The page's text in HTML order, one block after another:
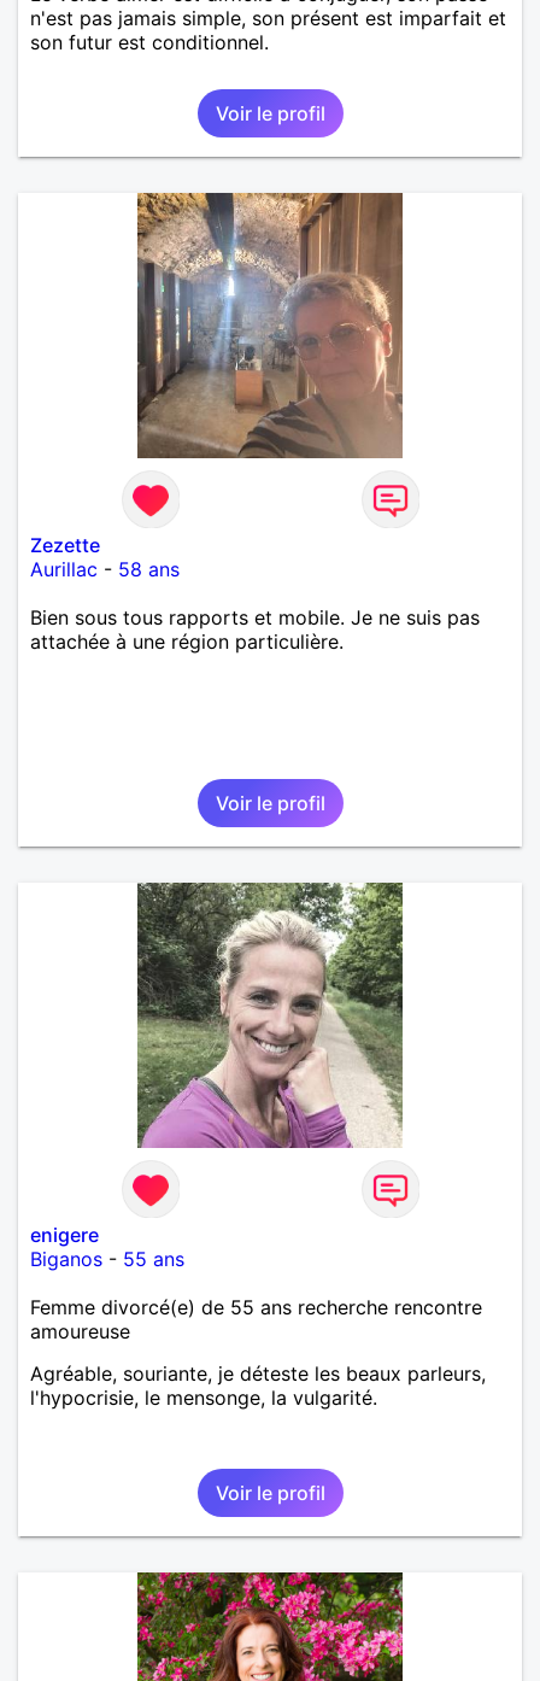
n'est pas jamais simple, son présent est imparfait et
son futur est conditionnel.
Voir le profil
Zezette
Aurillac - 58 ans
Bien sous tous rapports et mobile. Je ne suis pas
attachée à une région particulière.
Voir le profil
enigere
Biganos - 55 ans
Femme divorcé(e) de 55 ans recherche rencontre
amoureuse
Agréable, souriante, je déteste les beaux parleurs,
l'hypocrisie, le mensonge, la vulgarité.
Voir le profil